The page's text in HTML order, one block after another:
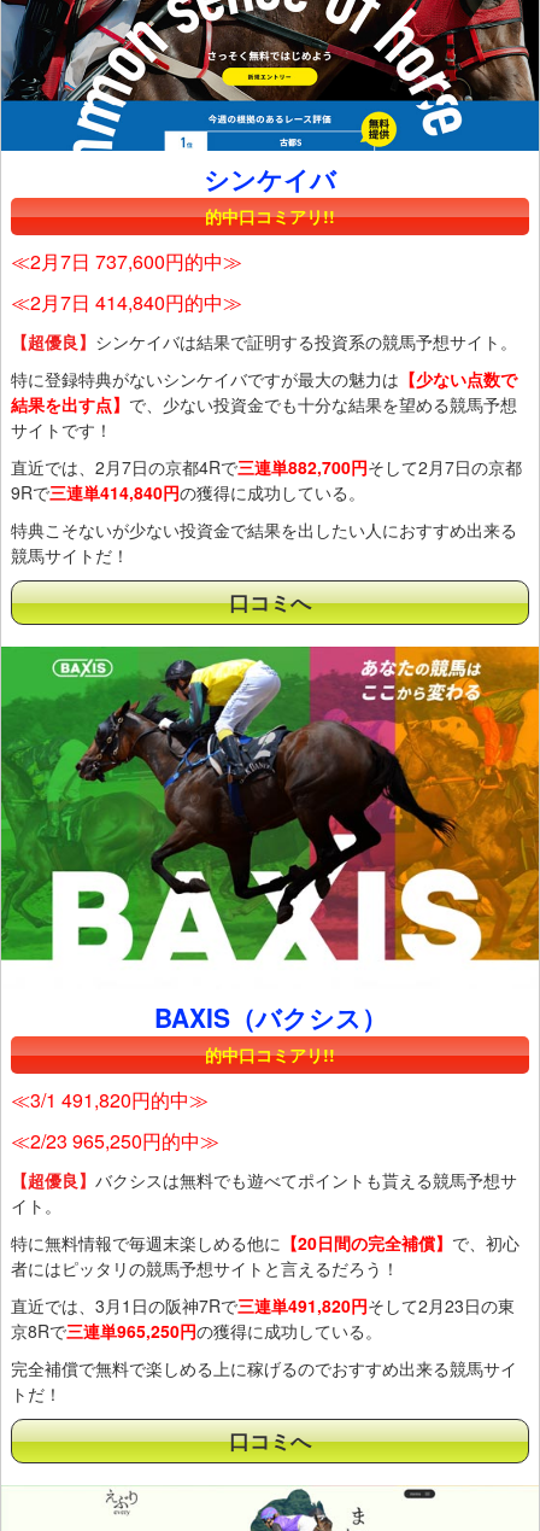
シンケイバ
的中口コミアリ!!
≪2月7日 737,600円的中≫
≪2月7日 414,840円的中≫
【超優良】 シンケイバは結果で証明する投資系の競馬予想サイト。
特に登録特典がないシンケイバですが最大の魅力は 【少ない点数で
結果を出す点】 で、少ない投資金でも十分な結果を望める競馬予想
サイトです！
直近では、2月7日の京都4Rで三連単882,700円そして2月7日の京都
9Rで三連単414,840円の獲得に成功している。
特典こそないが少ない投資金で結果を出したい人におすすめ出来る
競馬サイトだ！
口コミへ
BAXIS（バクシス）
的中口コミアリ!!
≪3/1 491,820円的中≫
≪2/23 965,250円的中≫
【超優良】 バクシスは無料でも遊べてポイントも貰える競馬予想サ
イト。
特に無料情報で毎週末楽しめる他に 【20日間の完全補償】 で、初心
者にはピッタリの競馬予想サイトと言えるだろう！
直近では、3月1日の阪神7Rで三連単491,820円そして2月23日の東
京8Rで三連単965,250円の獲得に成功している。
完全補償で無料で楽しめる上に稼げるのでおすすめ出来る競馬サイ
トだ！
口コミへ